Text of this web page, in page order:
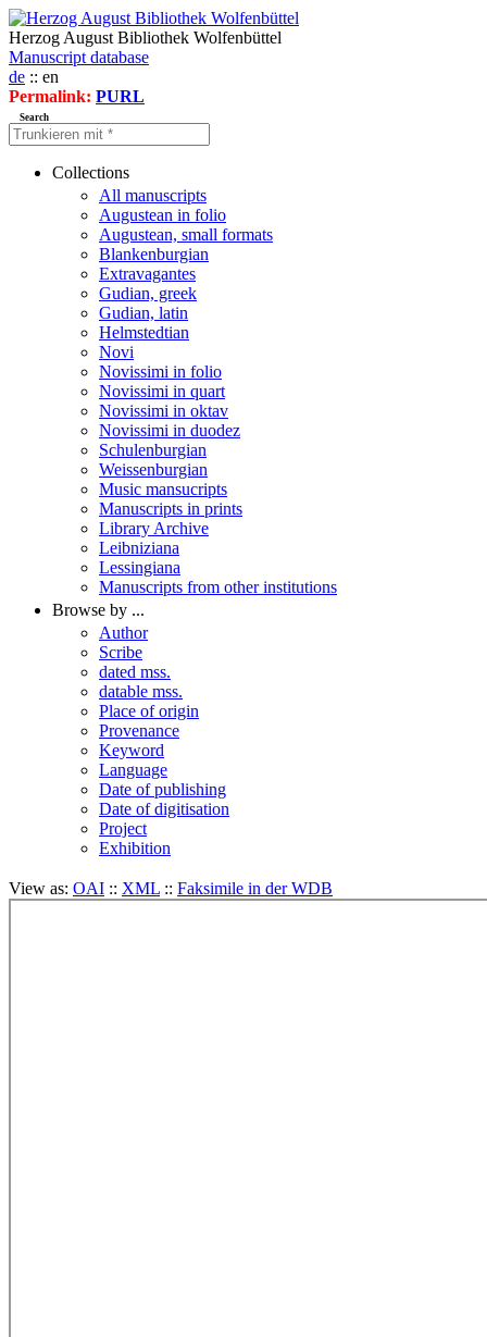
Herzog August Bibliothek Wolfenbüttel
Manuscript database
de :: en
Permalink: PURL
Search
Collections
All manuscripts
Augustean in folio
Augustean, small formats
Blankenburgian
Extravagantes
Gudian, greek
Gudian, latin
Helmstedtian
Novi
Novissimi in folio
Novissimi in quart
Novissimi in oktav
Novissimi in duodez
Schulenburgian
Weissenburgian
Music mansucripts
Manuscripts in prints
Library Archive
Leibniziana
Lessingiana
Manuscripts from other institutions
Browse by ...
Author
Scribe
dated mss.
datable mss.
Place of origin
Provenance
Keyword
Language
Date of publishing
Date of digitisation
Project
Exhibition
View as: OAI :: XML :: Faksimile in der WDB